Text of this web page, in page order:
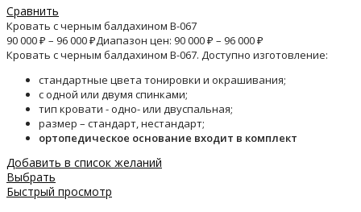
Сравнить
Кровать с черным балдахином B-067
90 000₽ – 96 000₽Диапазон цен: 90 000 ₽ – 96 000 ₽
Кровать с черным балдахином B-067. Доступно изготовление:
стандартные цвета тонировки и окрашивания;
с одной или двумя спинками;
тип кровати - одно- или двуспальная;
размер – стандарт, нестандарт;
ортопедическое основание входит в комплект
Добавить в список желаний
Выбрать
Быстрый просмотр